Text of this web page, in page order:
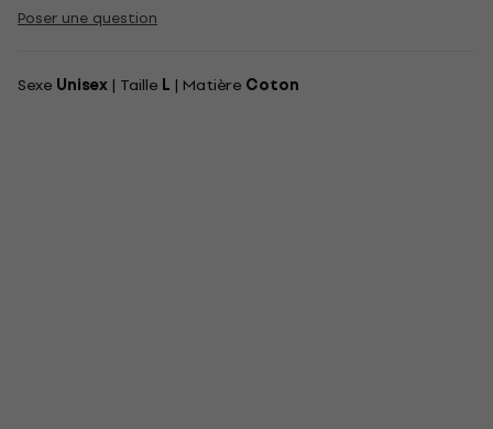
Poser une question
Sexe Unisex | Taille L | Matière Coton